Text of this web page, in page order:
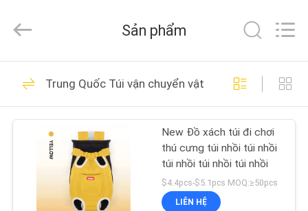
TRANG
CHỦ
PHẨM
2026
Ningbo
Co.Ltd.
Reserved.
Dây xích vật nuôi có
thể thu vào
86
Sản phẩm
Trung Quốc Túi vận chuyển vật nuôi
New Đồ xách túi đi chơi
thú cưng túi nhồi túi nhồi
túi nhồi túi nhồi túi nhồi
$4.4pcs-$5.1pcs MOQ:≥50pcs
LIÊN HỆ